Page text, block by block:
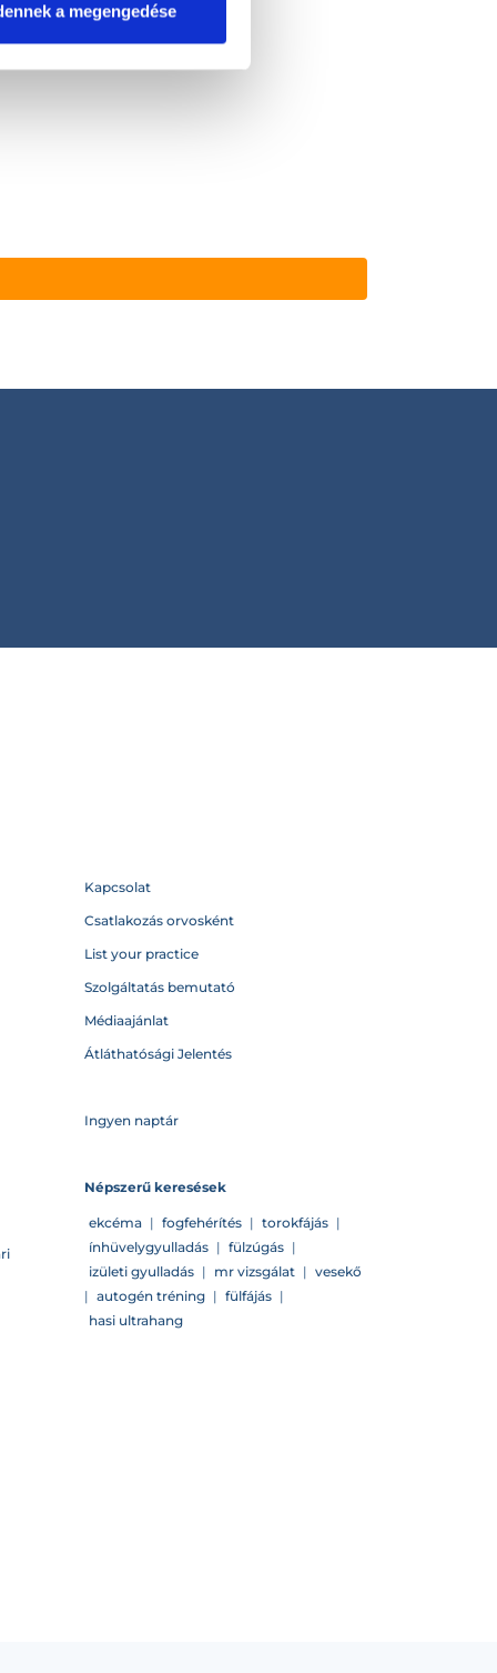
a megengedése
Kapcsolat
Csatlakozás orvosként
List your practice
Szolgáltatás bemutató
Médiaajánlat
Átláthatósági Jelentés
Ingyen naptár
Népszerű keresések
ekcéma | fogfehérítés | torokfájás |
ínhüvelygyulladás | fülzúgás |
izületi gyulladás | mr vizsgálat | vesekő
| autogén tréning | fülfájás |
hasi ultrahang